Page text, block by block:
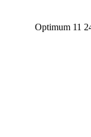
Optimum 11